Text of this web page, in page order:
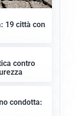
19 città con
contro
condotta: